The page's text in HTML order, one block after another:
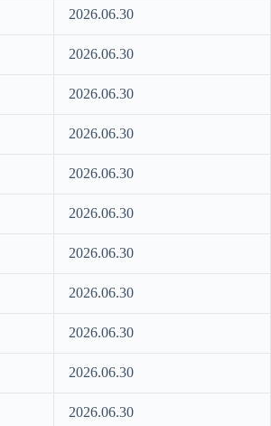
2026.06.30
2026.06.30
2026.06.30
2026.06.30
2026.06.30
2026.06.30
2026.06.30
2026.06.30
2026.06.30
2026.06.30
2026.06.30